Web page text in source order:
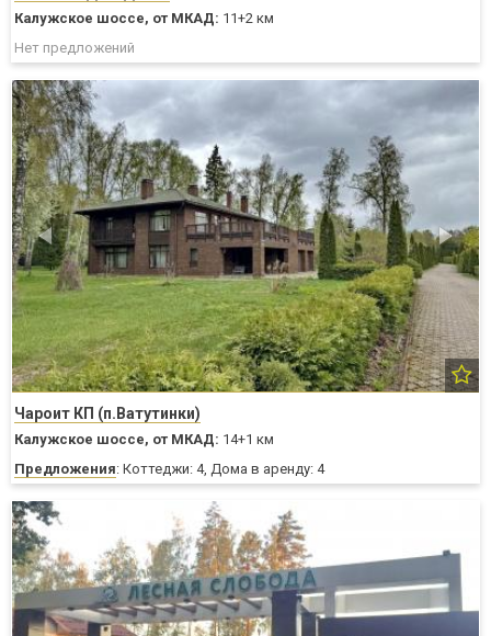
Калужское шоссе, от МКАД: 11+2 км
Нет предложений
Чароит КП (п.Ватутинки)
Калужское шоссе, от МКАД: 14+1 км
Предложения: Коттеджи: 4, Дома в аренду: 4